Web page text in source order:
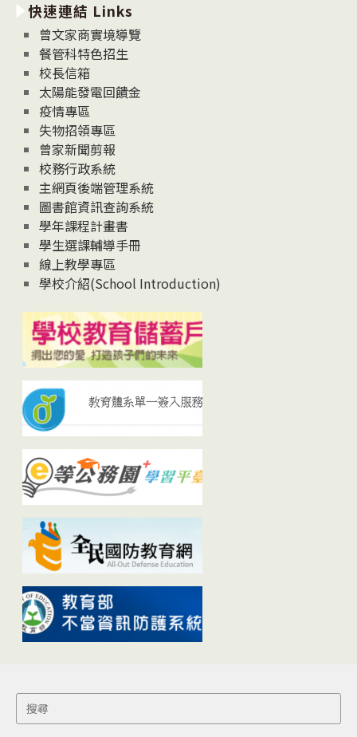
消
息
News
快速連結 Links
曾文家商實境導覽
餐管科特色招生
校長信箱
太陽能發電回饋金
疫情專區
失物招領專區
曾家新聞剪報
校務行政系統
主網頁後端管理系統
圖書館資訊查詢系統
學年課程計畫書
學生選課輔導手冊
線上教學專區
學校介紹(School Introduction)
Search
for: